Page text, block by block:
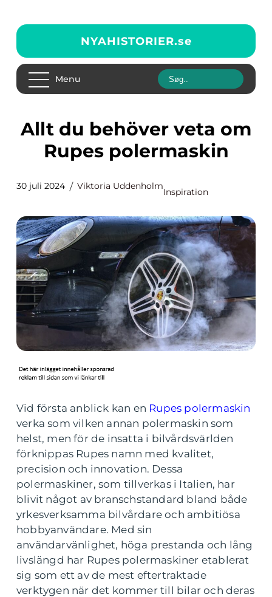
NYAHISTORIER.se
Menu
Allt du behöver veta om
Rupes polermaskin
30 juli 2024 Viktoria Uddenholm
Inspiration
Vid första anblick kan en Rupes polermaskin
verka som vilken annan polermaskin som
helst, men för de insatta i bilvårdsvärlden
förknippas Rupes namn med kvalitet,
precision och innovation. Dessa
polermaskiner, som tillverkas i Italien, har
blivit något av branschstandard bland både
yrkesverksamma bilvårdare och ambitiösa
hobbyanvändare. Med sin
användarvänlighet, höga prestanda och lång
livslängd har Rupes polermaskiner etablerat
sig som ett av de mest eftertraktade
verktygen när det kommer till bilar och deras